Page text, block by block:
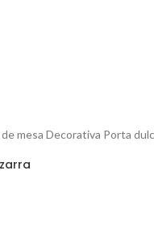
mesa Decorativa Porta